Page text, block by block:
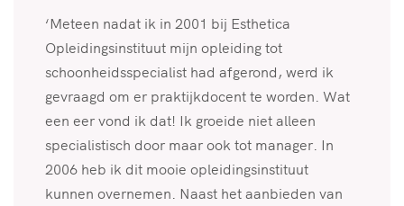
‘Meteen nadat ik in 2001 bij Esthetica
Opleidingsinstituut mijn opleiding tot
schoonheidsspecialist had afgerond, werd ik
gevraagd om er praktijkdocent te worden. Wat
een eer vond ik dat! Ik groeide niet alleen
specialistisch door maar ook tot manager. In
2006 heb ik dit mooie opleidingsinstituut
kunnen overnemen. Naast het aanbieden van